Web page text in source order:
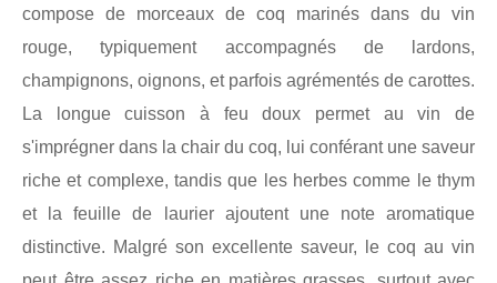
compose de morceaux de coq marinés dans du vin
rouge, typiquement accompagnés de lardons,
champignons, oignons, et parfois agrémentés de carottes.
La longue cuisson à feu doux permet au vin de
s'imprégner dans la chair du coq, lui conférant une saveur
riche et complexe, tandis que les herbes comme le thym
et la feuille de laurier ajoutent une note aromatique
distinctive. Malgré son excellente saveur, le coq au vin